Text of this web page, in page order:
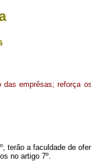
emprêsas; reforça
a faculdade de
no artigo 7º.